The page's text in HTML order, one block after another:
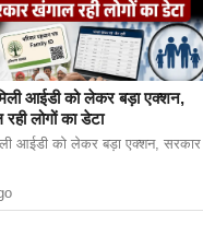
आईडी को लेकर बड़ा एक्शन,
लोगों का डेटा
आईडी को लेकर बड़ा एक्शन, सरकार